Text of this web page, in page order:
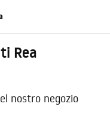
Rea
nostro negozio